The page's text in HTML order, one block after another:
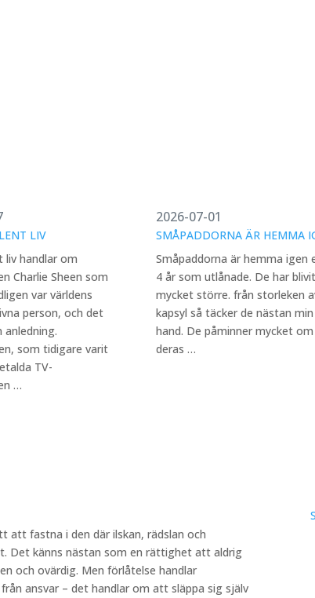
LIV
liv handlar om
Charlie Sheen som
var världens
person, och det
anledning.
som tidigare varit
TV-
…
2026-07-01
SMÅPADDORNA ÄR HEMMA
Småpaddorna är hemma igen
4 år som utlånade. De har blivit
mycket större. från storleken
kapsyl så täcker de nästan min
hand. De påminner mycket om
deras …
att fastna i den där ilskan, rädslan och
Det känns nästan som en rättighet att aldrig
och ovärdig. Men förlåtelse handlar
ansvar – det handlar om att släppa sig själv